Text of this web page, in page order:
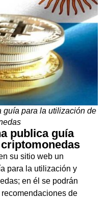
guía para la utilización de
publica guía
su sitio web un
para la utilización y
en él se podrán
de